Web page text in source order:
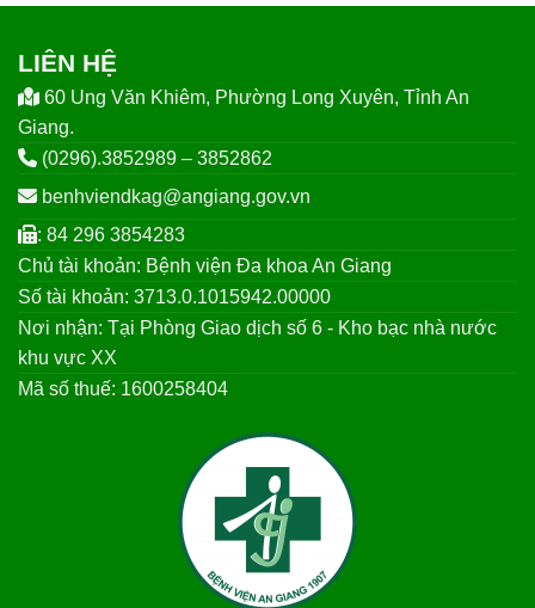
LIÊN HỆ
60 Ung Văn Khiêm, Phường Long Xuyên, Tỉnh An
Giang.
(0296).3852989 – 3852862
benhviendkag@angiang.gov.vn
: 84 296 3854283
Chủ tài khoản: Bệnh viện Đa khoa An Giang
Số tài khoản: 3713.0.1015942.00000
Nơi nhận: Tại Phòng Giao dịch số 6 - Kho bạc nhà nước
khu vực XX
Mã số thuế: 1600258404